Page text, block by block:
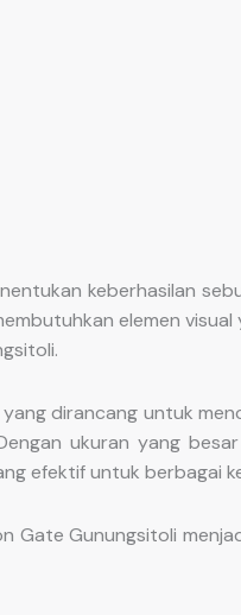
keberhasilan
elemen
dirancang untuk
ukuran yang
efektif untuk berbagai
Gate Gunungsitoli